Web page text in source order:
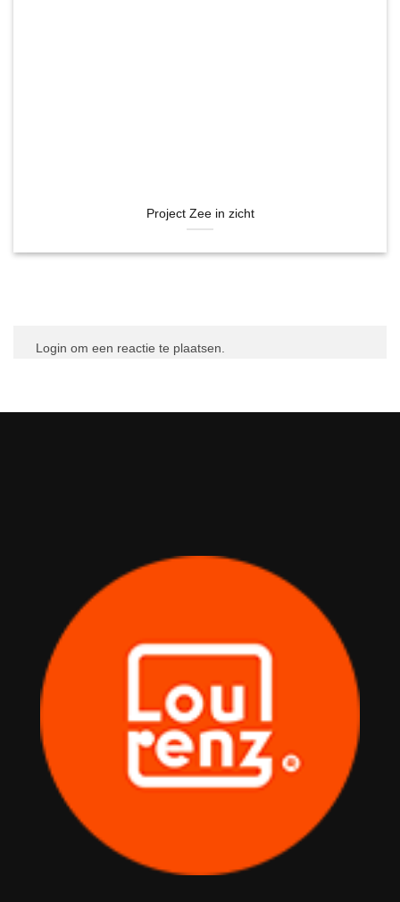
Project Zee in zicht
Login om een reactie te plaatsen.